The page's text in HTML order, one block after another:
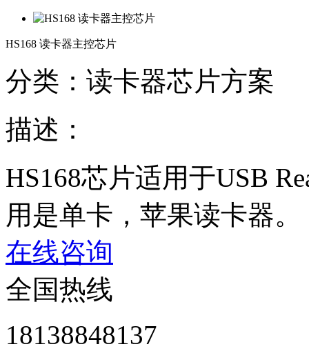
HS168 读卡器主控芯片
分类：读卡器芯片方案
描述：
HS168芯片适用于USB
用是单卡，苹果读卡器。
在线咨询
全国热线
18138848137